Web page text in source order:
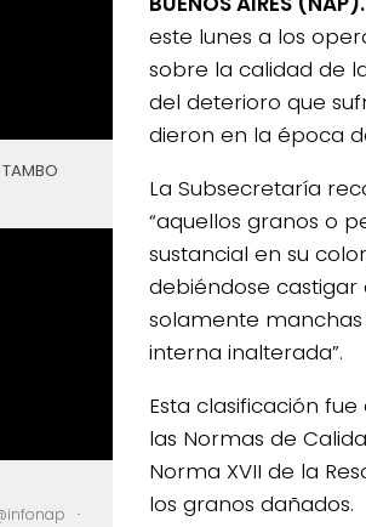
este lunes a los
sobre la calidad de
del deterioro que
dieron en la época
La Subsecretaría
“aquellos granos o
sustancial en su
debiéndose
solamente
interna inalterada”.
Esta clasificación
las Normas de
Norma XVII de la
los granos dañados.
·